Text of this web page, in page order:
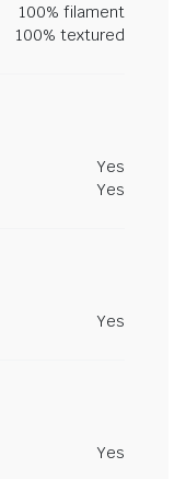
100% filament
100% textured
Yes
Yes
Yes
Yes